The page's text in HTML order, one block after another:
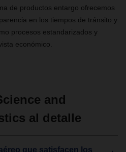
de productos entargo ofrecemos
en los tiempos de tránsito y
procesos estandarizados y
económico.
and
al detalle
que satisfacen los